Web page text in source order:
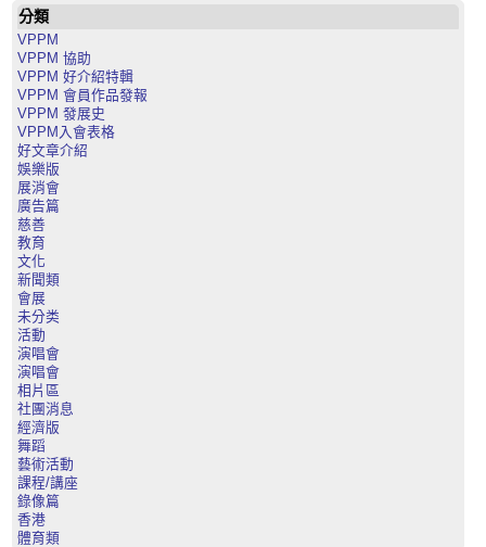
分類
VPPM
VPPM 協助
VPPM 好介紹特輯
VPPM 會員作品發報
VPPM 發展史
VPPM入會表格
好文章介紹
娛樂版
展消會
廣告篇
慈善
教育
文化
新聞類
會展
未分类
活動
演唱會
演唱會
相片區
社團消息
經濟版
舞蹈
藝術活動
課程/講座
錄像篇
香港
體育類